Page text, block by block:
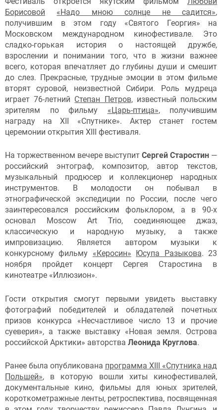
Борисовой
«Надо мною солнце не садится»,
получившим в этом году «Святого Георгия» на
Московском международном кинофестивале. Это
сладко-горькая история о настоящей дружбе,
взрослении и понимании того, что в жизни важнее
всего, которая впечатляет до глубины души и смешит
до слез. Прекрасные, трудные эмоции в этом фильме
вторят суровой, неизвестной Сибири. Роль мудреца
играет 76-летний Степан Петров, известный польским
зрителям по фильму «Царь-птица», получившим
награду на XII «Спутнике». Актер станет гостем
церемонии открытия XIII фестиваля.
На торжественном вечере выступит Сергей Старостин —
российский энтограф, композитор, автор текстов,
музыкальный продюсер и коллекционер народных
инструментов. В молодости он побывал в
этнографической экспедиции по России, после чего
заинтересовался российским фольклором, а в 90-х
основал Moscow Art Trio, соединяющее джаз,
классическую и народную музыку, а также
импровизацию. Является автором музыки к
конкурсному фильму «Керосин» Юсупа Разыкова. 23
ноября пройдет концерт Сергея Старостина в
кинотеатре «Иллюзион».
Гости открытия смогут первыми увидеть выставку
фотографий победителей и обладателей почетных
призов конкурса «Несчастливое число 13 и прочие
суеверия», а также выставку «Новая земля. Острова
российской Арктики» авторства Леонида Круглова.
Ранее была опубликована программа XIII «Спутника над
Польшей», в которую вошли хиты кинофестивалей,
документальные кино, фильмы для юных зрителей,
короткометражные ленты, ретроспектива, посвященная